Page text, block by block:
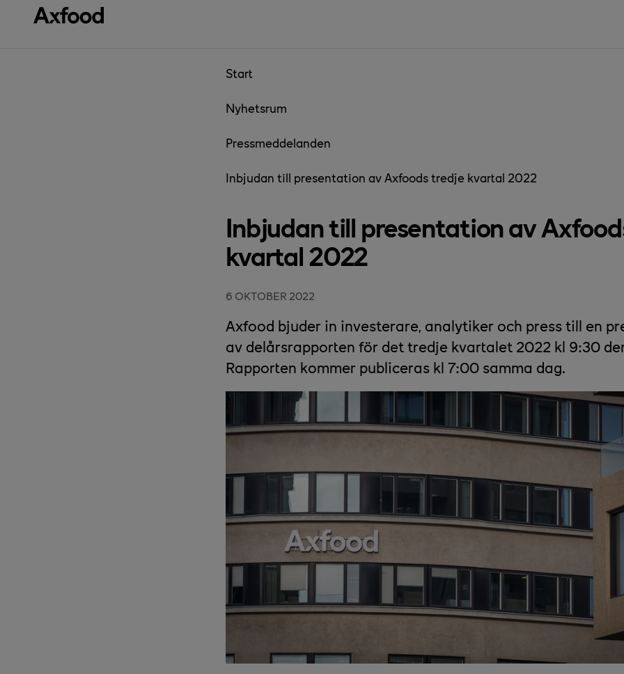
Gå direkt till innehåll
Start
Nyhetsrum
Pressmeddelanden
Inbjudan till presentation av Axfoods tredje kvartal 2022
Inbjudan till presentation av
kvartal 2022
6 OKTOBER 2022
Axfood bjuder in investerare, analytiker och press till en
av delårsrapporten för det tredje kvartalet 2022 kl 9:30
Rapporten kommer publiceras kl 7:00 samma dag.